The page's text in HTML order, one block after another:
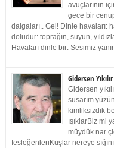
avuçlarının
gece bir
dalgaları.. Gel! Dinle havaları:
doludur: toprağın, suyun,
Havaları dinle bir: Sesimiz
Gidersen
Gidersen
susarım
kimliksizdik
ışıklarBiz mi
müydük nar
fesleğenleriKuşlar nereye